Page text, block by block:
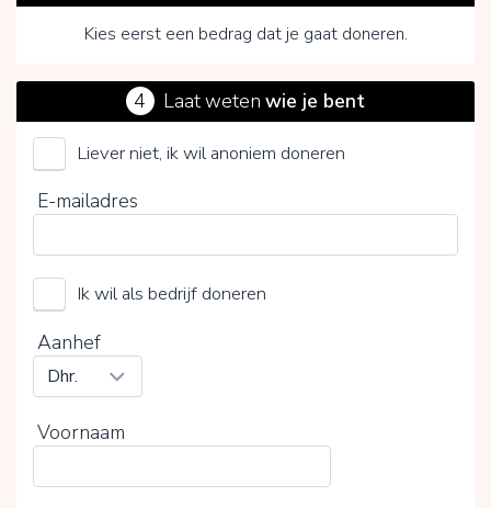
Kies eerst een bedrag dat je gaat doneren.
Door op V te klikken kies je wel of geen vrijwillige
bijdrage
4 Laat wetenwie je bent
Liever niet, ik wil anoniem doneren
E-mailadres
Ik wil als bedrijf doneren
Aanhef
Voornaam